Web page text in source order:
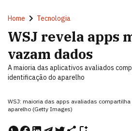
Home Tecnologia
WSJ revela apps
vazam dados
A maioria das aplicativos avaliados
identificação do aparelho
WSJ: maioria das apps avaliadas
aparelho (Getty Images)